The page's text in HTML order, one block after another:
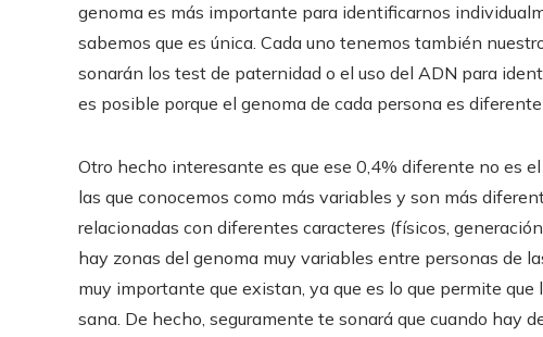
genoma es más importante para identificarnos
sabemos que es única. Cada uno tenemos también
sonarán los test de paternidad o el uso del ADN para
es posible porque el genoma de cada persona es
Otro hecho interesante es que ese 0,4% diferente no es
las que conocemos como más variables y son más
relacionadas con diferentes caracteres (físicos,
hay zonas del genoma muy variables entre personas de
muy importante que existan, ya que es lo que permite
sana. De hecho, seguramente te sonará que cuando hay